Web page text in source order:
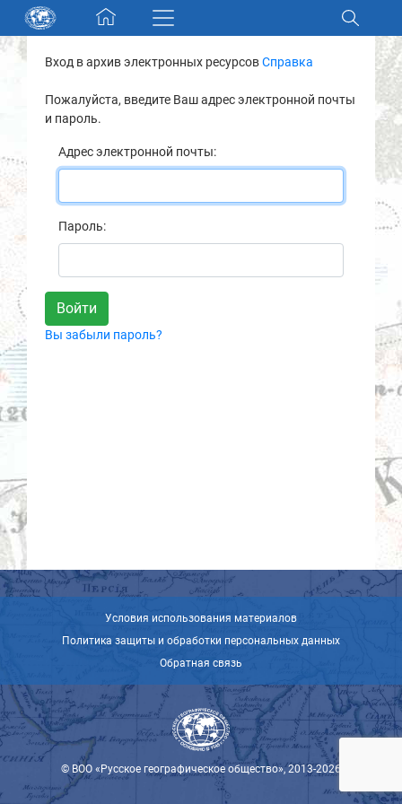
Skip navigation
Разделы и коллекции
Электронный каталог
Новости
О нас
Контакты
Партнеры
Вход в архив электронных ресурсовСправка
Пожалуйста, введите Ваш адрес электронной почты
и пароль.
Адрес электронной почты:
Пароль:
Вы забыли пароль?
Условия использования материалов
Политика защиты и обработки персональных данных
Обратная связь
© ВОО «Русское географическое общество», 2013-2026